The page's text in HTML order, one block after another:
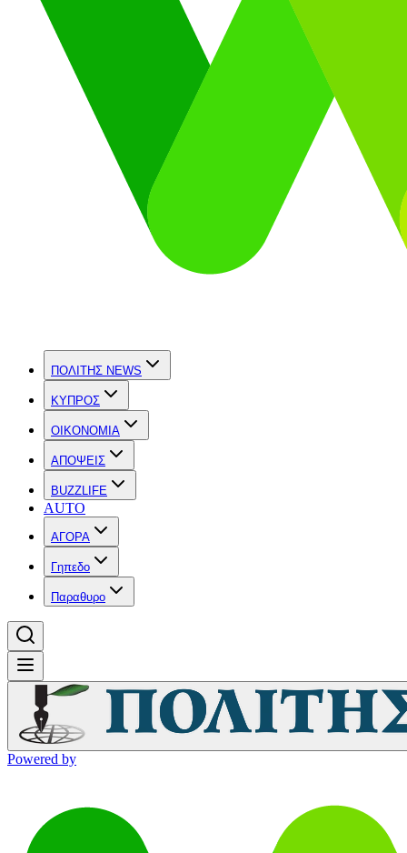
ΠΟΛΙΤΗΣ NEWS
ΚΥΠΡΟΣ
OIKONOMIA
ΑΠΟΨΕΙΣ
BUZZLIFE
AUTO
ΑΓΟΡΑ
Γηπεδο
Παραθυρο
Powered by